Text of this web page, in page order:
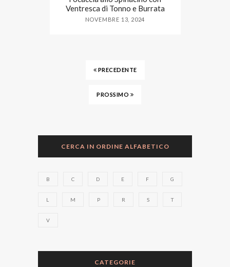
Ventresca di Tonno e Burrata
NOVEMBRE 13, 2024
PRECEDENTE
PROSSIMO
CERCA IN ORDINE ALFABETICO
B C D E F G
L M P R S T
V
CATEGORIE